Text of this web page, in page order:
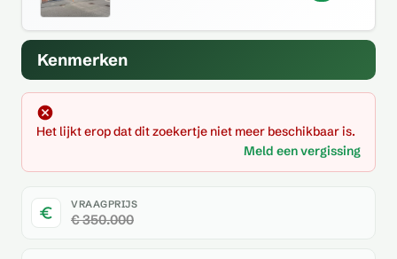
Kenmerken
Het lijkt erop dat dit zoekertje niet meer beschikbaar is.
Meld een vergissing
VRAAGPRIJS
€ 350.000